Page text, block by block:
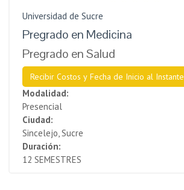
Universidad de Sucre
Pregrado en Medicina
Pregrado en Salud
Recibir Costos y Fecha de Inicio al Instante
Modalidad:
Presencial
Ciudad:
Sincelejo, Sucre
Duración:
12 SEMESTRES